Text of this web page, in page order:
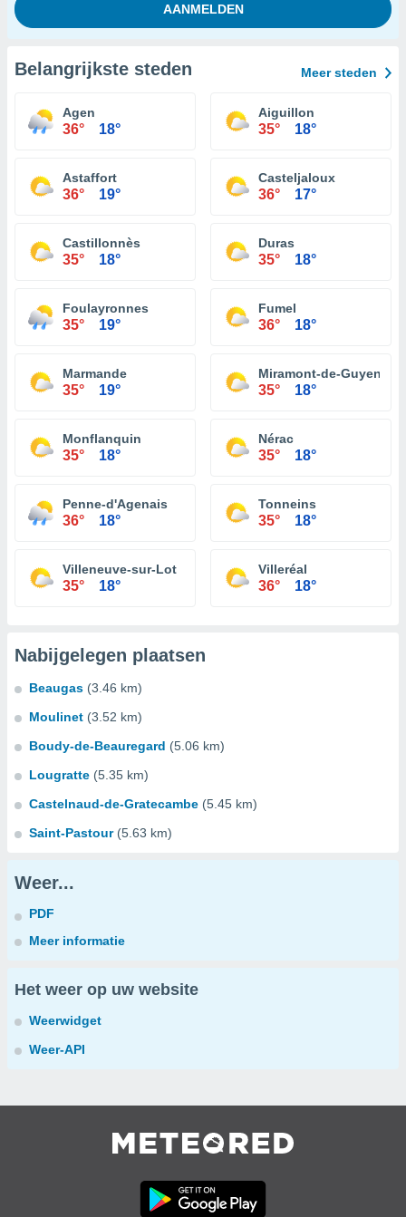
Belangrijkste steden Meer steden
Agen
36° 18°
Aiguillon
35° 18°
Astaffort
36° 19°
Casteljaloux
36° 17°
Castillonnès
35° 18°
Duras
35° 18°
Foulayronnes
35° 19°
Fumel
36° 18°
Marmande
35° 19°
Miramont-de-Guyenne
35° 18°
Monflanquin
35° 18°
Nérac
35° 18°
Penne-d'Agenais
36° 18°
Tonneins
35° 18°
Villeneuve-sur-Lot
35° 18°
Villeréal
36° 18°
Nabijgelegen plaatsen
Beaugas (3.46 km)
Moulinet (3.52 km)
Boudy-de-Beauregard (5.06 km)
Lougratte (5.35 km)
Castelnaud-de-Gratecambe (5.45 km)
Saint-Pastour (5.63 km)
Weer...
PDF
Meer informatie
Het weer op uw website
Weerwidget
Weer-API